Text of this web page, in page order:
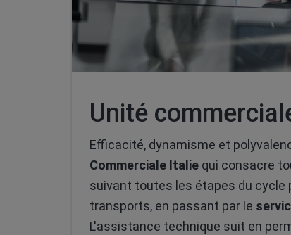
Unité
Efficacité, dynamisme et
Commerciale Italie qui consacre
suivant toutes les étapes du cycle
transports, en passant par le
L'assistance technique suit en